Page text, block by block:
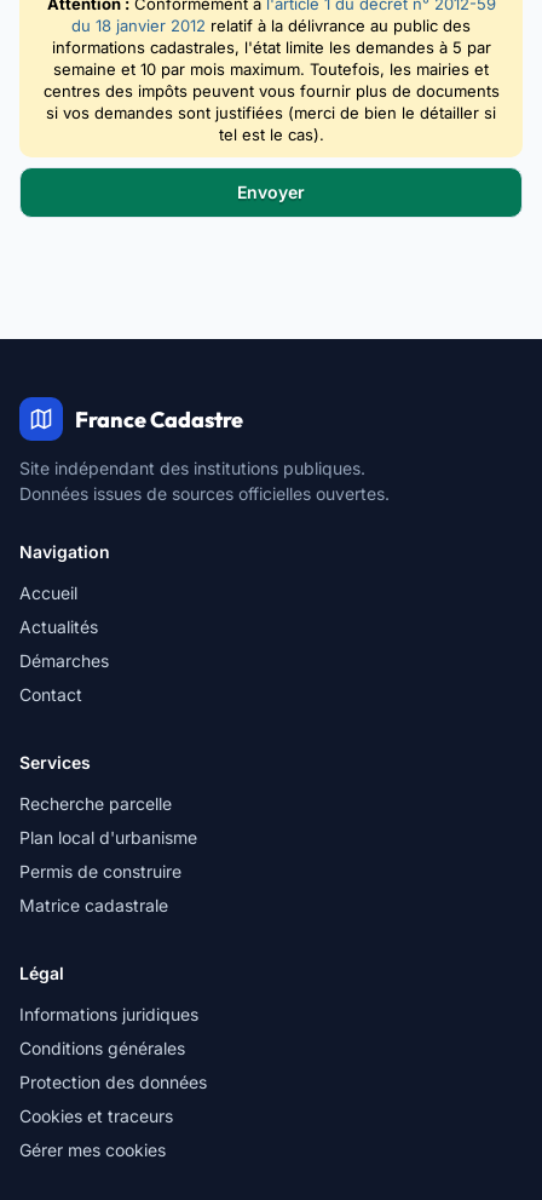
du 18 janvier 2012 relatif à la délivrance au public des
informations cadastrales, l'état limite les demandes à 5 par
semaine et 10 par mois maximum. Toutefois, les mairies et
centres des impôts peuvent vous fournir plus de documents
si vos demandes sont justifiées (merci de bien le détailler si
tel est le cas).
France Cadastre
Site indépendant des institutions publiques.
Données issues de sources officielles ouvertes.
Navigation
Accueil
Actualités
Démarches
Contact
Services
Recherche parcelle
Plan local d'urbanisme
Permis de construire
Matrice cadastrale
Légal
Informations juridiques
Conditions générales
Protection des données
Cookies et traceurs
Gérer mes cookies